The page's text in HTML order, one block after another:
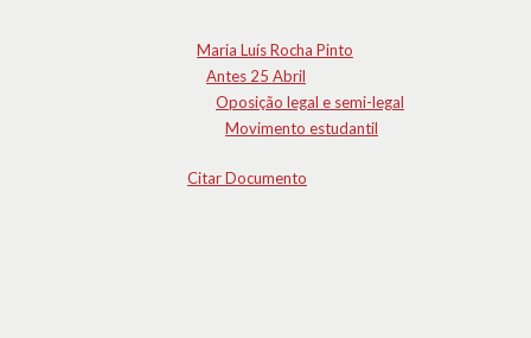
Maria Luís Rocha Pinto
Antes 25 Abril
Oposição legal e semi-legal
Movimento estudantil
Citar Documento